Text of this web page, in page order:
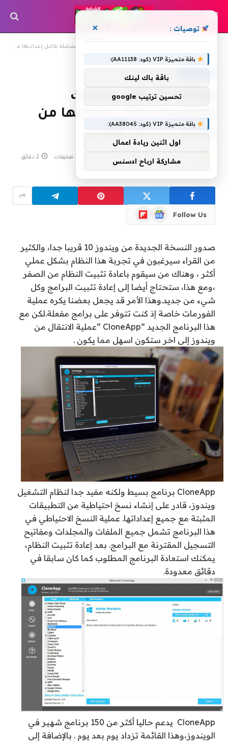
CloneApp :نقل برامجك
المفضلة بكامل إعدادتها من
ويندوز إلى اخر نقرة زر
بواسطة shrgiah 2 يوليو، 2015 لا توجد تعليقات 2 دقائق
3 زيارة
Follow Us
Google
News
Flipboard
صدور النسخة الجديدة من ويندوز 10 قريبا جدا، والكثير
من القراء سيرغبون في تجربة هذا النظام بشكل عملي
أكثر ، وهناك من سيقوم باعادة تثبيت النظام من الصفر
،ومع هذا، ستحتاج أيضا إلى إعادة تثبيت البرامج وكل
شيء من جديد.وهذا الأمر قد يجعل بعضنا يكره عملية
الفورمات خاصة إذ كنت تتوفر على برامج مفعلة.لكن مع
هذا البرنامج الجديد “CloneApp “عملية الانتقال من
ويندوز إلى اخر ستكون اسهل مما يكون .
CloneApp برنامج بسيط ولكنه مفيد جدا لنظام التشغيل
ويندوز، قادر على إنشاء نسخ احتياطية من التطبيقات
المثبتة مع جميع إعداداتها. عملية النسخ الاحتياطي في
هذا البرنامج تشمل جميع الملفات والمجلدات ومفاتيح
التسجيل المقترنة مع البرامج. بعد إعادة تثبيت النظام،
يمكنك استعادة البرنامج المطلوب كما كان سابقا في
دقائق معدودة.
CloneApp يدعم حاليا أكثر من 150 برنامج شهير في
الويندوز،وهذا القائمة تزداد يوم بعد يوم . بالإضافة إلى
توصيات : ×
باقة متميزة VIP (كود: AA11138):
باقة باك لينك
تحسين ترتيب google
باقة متميزة VIP (كود: AA38045):
اول اثنين ريادة اعمال
مشاركة ارباح ادسنس